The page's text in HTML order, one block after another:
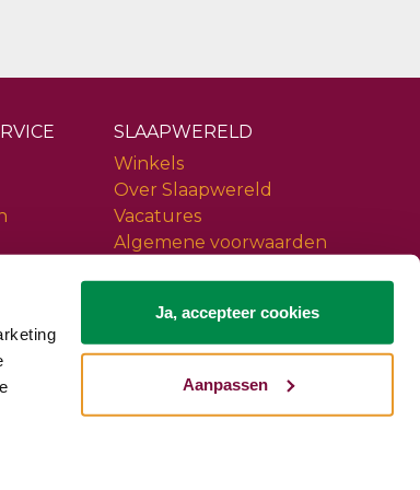
Ja, accepteer cookies
Aanpassen
SLAAPWERELD
Winkels
Over Slaapwereld
Vacatures
Algemene voorwaarden